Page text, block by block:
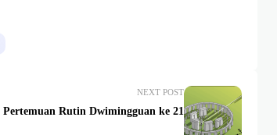
NEXT POST
Pertemuan Rutin Dwimingguan ke 21